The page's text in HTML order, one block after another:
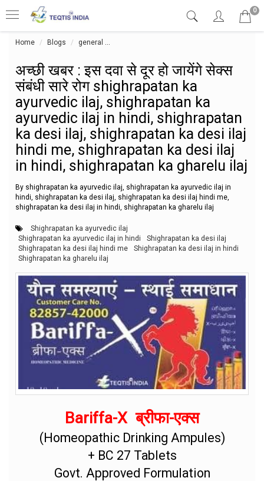
0
Home Blogs general
अच्छी खबर : इस दवा से दूर हो जायेंगे सेक्स
संबंधी सारे रोग shighrapatan ka
ayurvedic ilaj, shighrapatan ka
ayurvedic ilaj in hindi, shighrapatan
ka desi ilaj, shighrapatan ka desi ilaj
hindi me, shighrapatan ka desi ilaj
in hindi, shighrapatan ka gharelu ilaj
By shighrapatan ka ayurvedic ilaj, shighrapatan ka ayurvedic ilaj in
hindi, shighrapatan ka desi ilaj, shighrapatan ka desi ilaj hindi me,
shighrapatan ka desi ilaj in hindi, shighrapatan ka gharelu ilaj
Shighrapatan ka ayurvedic ilaj
Shighrapatan ka ayurvedic ilaj in hindi
Shighrapatan ka desi ilaj
Shighrapatan ka desi ilaj hindi me
Shighrapatan ka desi ilaj in hindi
Shighrapatan ka gharelu ilaj
Bariffa-X ब्रीफा-एक्स
(Homeopathic Drinking Ampules)
+ BC 27 Tablets
Govt. Approved Formulation